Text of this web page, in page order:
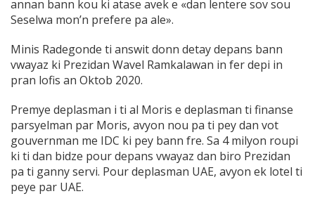
annan bann kou ki atase avek e «dan lentere sov sou
Seselwa mon’n prefere pa ale».
Minis Radegonde ti answit donn detay depans bann
vwayaz ki Prezidan Wavel Ramkalawan in fer depi in
pran lofis an Oktob 2020.
Premye deplasman i ti al Moris e deplasman ti finanse
parsyelman par Moris, avyon nou pa ti pey dan vot
gouvernman me IDC ki pey bann fre. Sa 4 milyon roupi
ki ti dan bidze pour depans vwayaz dan biro Prezidan
pa ti ganny servi. Pour deplasman UAE, avyon ek lotel ti
peye par UAE.